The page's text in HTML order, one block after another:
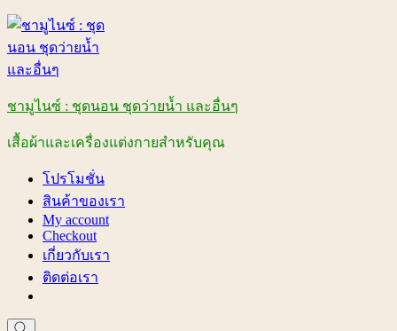
Skip
content
ชามูไนซ์ : ชุดนอน ชุดว่ายน้ำ และอื่นๆ
เสื้อผ้าและเครื่องแต่งกายสำหรับคุณ
โปรโมชั่น
สินค้าของเรา
My account
Checkout
เกี่ยวกับเรา
ติดต่อเรา